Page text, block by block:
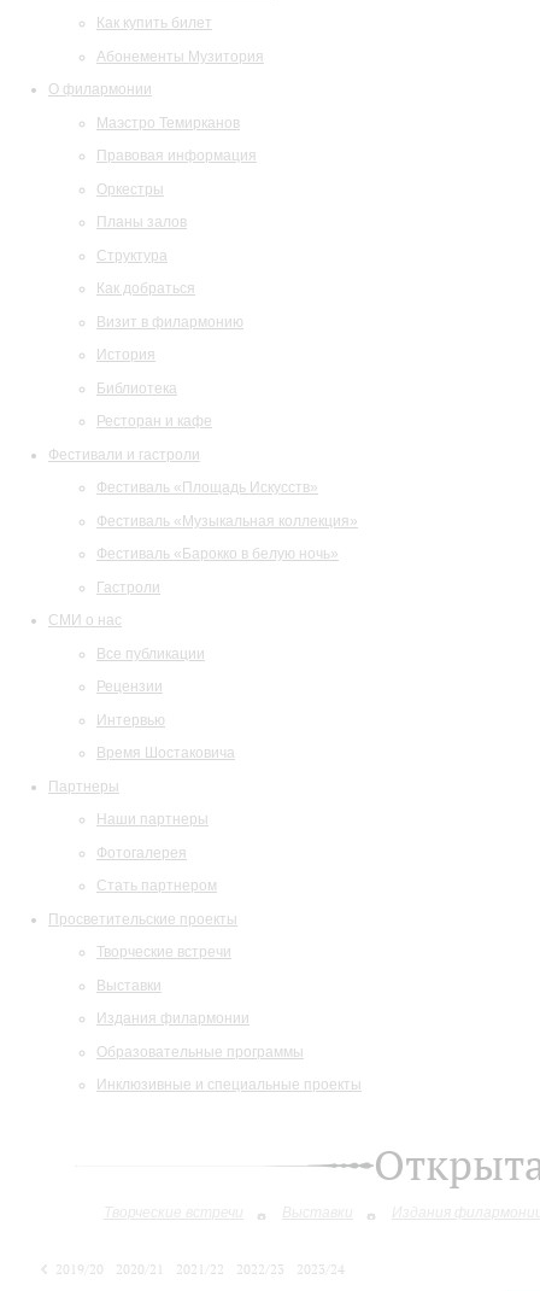
Как купить билет
Абонементы Музитория
О филармонии
Маэстро Темирканов
Правовая информация
Оркестры
Планы залов
Структура
Как добраться
Визит в филармонию
История
Библиотека
Ресторан и кафе
Фестивали и гастроли
Фестиваль «Площадь Искусств»
Фестиваль «Музыкальная коллекция»
Фестиваль «Барокко в белую ночь»
Гастроли
СМИ о нас
Все публикации
Рецензии
Интервью
Время Шостаковича
Партнеры
Наши партнеры
Фотогалерея
Стать партнером
Просветительские проекты
Творческие встречи
Выставки
Издания филармонии
Образовательные программы
Инклюзивные и специальные проекты
Творческие встречи Выставки Издания
2019/20 2020/21 2021/22 2022/23
2023/24